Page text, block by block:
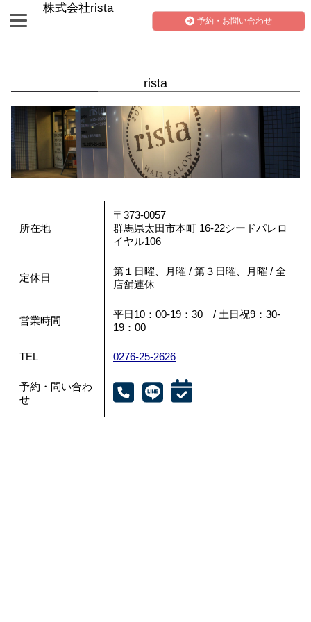
株式会社rista
予約・お問い合わせ
rista
所在地
〒373-0057
群馬県太田市本町 16-22シードパレロ
イヤル106
定休日
第１日曜、月曜 / 第３日曜、月曜 / 全
店舗連休
営業時間
平日10：00-19：30 / 土日祝9：30-
19：00
TEL 0276-25-2626
予約・問い合わ
せ